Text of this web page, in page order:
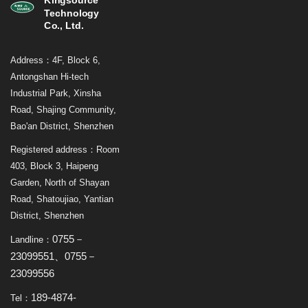
Technology
Co., Ltd.
Address：4F, Block 6,
Antongshan Hi-tech
Industrial Park, Xinsha
Road, Shajing Community,
Bao'an District, Shenzhen
Registered address：Room
403, Block 3, Haipeng
Garden, North of Shayan
Road, Shatoujiao, Yantian
District, Shenzhen
Landline： 0755－
23099551、0755－
23099556
Tel： 189-4874-